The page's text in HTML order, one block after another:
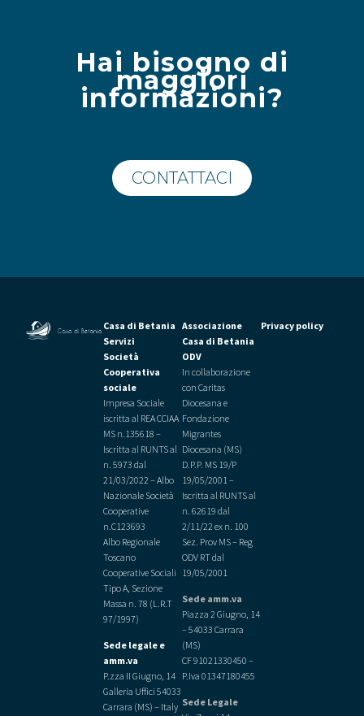
Hai bisogno di
maggiori
informazioni?
CONTATTACI
Casa di Betania
Servizi
Società
Cooperativa
sociale
Impresa Sociale
iscritta al REA CCIAA
MS n.135618 –
Iscritta al RUNTS al
n. 5973 dal
21/03/2022 –Albo
Nazionale Società
Cooperative
n.C123693
Albo Regionale
Toscano
Cooperative Sociali
Tipo A, Sezione
Massa n. 78 (L.R.T
97/1997)
Sede legale e
amm.va
P.zza II Giugno, 14
Galleria Uffici 54033
Carrara (MS) – Italy
Associazione
Casa di Betania
ODV
In collaborazione
con Caritas
Diocesana e
Fondazione
Migrantes
Diocesana (MS)
D.P.P. MS 19/P
19/05/2001 –
Iscritta al RUNTS al
n. 62619 dal
2/11/22 ex n. 100
Sez. Prov MS – Reg
ODV RT dal
19/05/2001
Sede amm.va
Piazza 2 Giugno, 14
– 54033 Carrara
(MS)
CF 91021330450 –
P.Iva 01347180455
Sede Legale
Privacy policy